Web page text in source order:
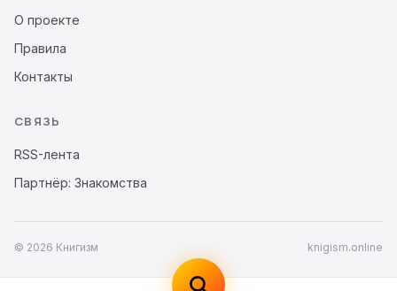
О проекте
Правила
Контакты
СВЯЗЬ
RSS-лента
Партнёр: Знакомства
© 2026 Книгизм knigism.online